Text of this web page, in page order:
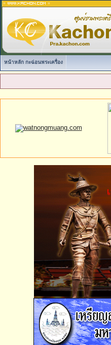
หน้าหลัก กะฉ่อนพระเครื่อง